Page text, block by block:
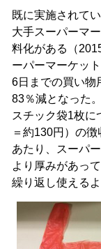
既に実施されて
大手スーパーマ
料化がある（
ーパーマーケッ
6日までの買い物
83％減となった
スチック袋1枚に
＝約130円）の
あたり、スーパ
より厚みがあっ
繰り返し使えるよ